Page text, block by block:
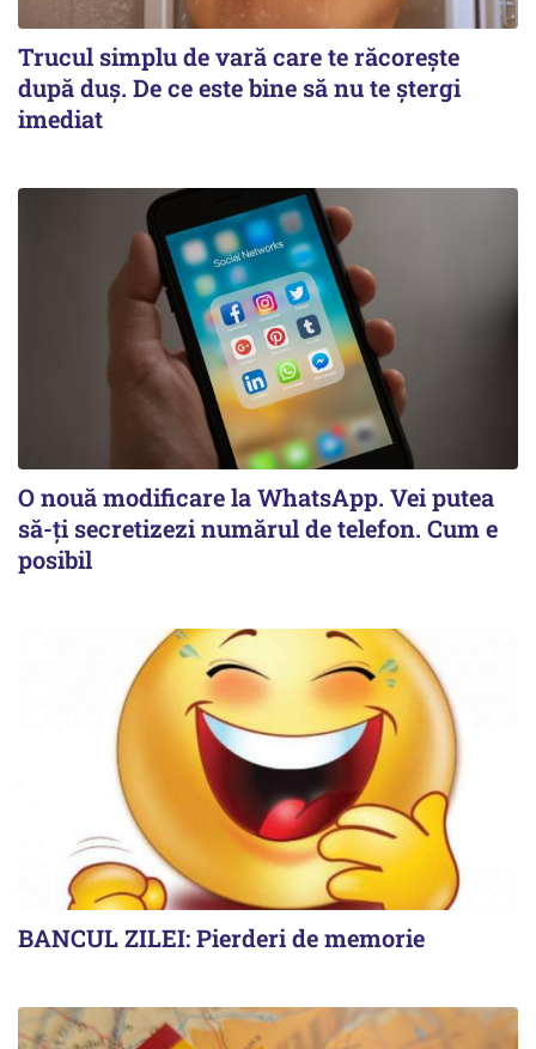
Trucul simplu de vară care te răcorește
după duș. De ce este bine să nu te ștergi
imediat
O nouă modificare la WhatsApp. Vei putea
să-ți secretizezi numărul de telefon. Cum e
posibil
BANCUL ZILEI: Pierderi de memorie